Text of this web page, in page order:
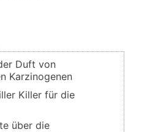
Duft von
Karzinogenen
Killer für die
über die